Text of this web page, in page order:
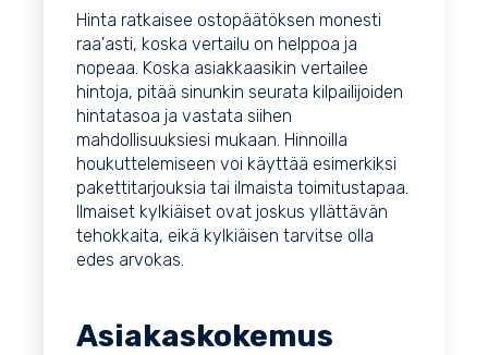
Hinta ratkaisee ostopäätöksen monesti
raa'asti, koska vertailu on helppoa ja
nopeaa. Koska asiakkaasikin vertailee
hintoja, pitää sinunkin seurata kilpailijoiden
hintatasoa ja vastata siihen
mahdollisuuksiesi mukaan. Hinnoilla
houkuttelemiseen voi käyttää esimerkiksi
pakettitarjouksia tai ilmaista toimitustapaa.
Ilmaiset kylkiäiset ovat joskus yllättävän
tehokkaita, eikä kylkiäisen tarvitse olla
edes arvokas.
Asiakaskokemus